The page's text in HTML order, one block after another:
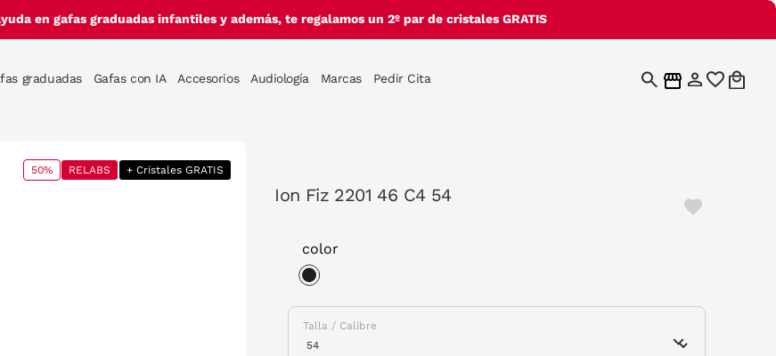
en gafas graduadas infantiles y además, te regalamos un 2º par de cristales GRATIS
graduadas Gafas con IA Accesorios Audiología Marcas Pedir Cita
50% RELABS + Cristales GRATIS
Ion Fiz 2201 46 C4 54
color
Talla / Calibre